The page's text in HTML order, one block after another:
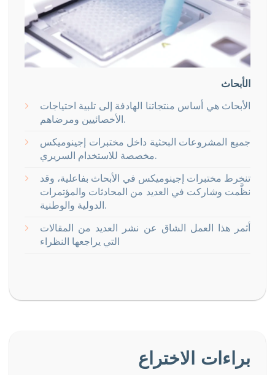
الأبحاث
الأبحاث هي أساس منتجاتنا الهادفة إلى تلبية احتياجات
الأخصائيين ومرضاهم.
جميع المشروعات البحثية داخل مختبرات إجينوميكس
مخصصة للاستخدام السريري.
تنخرط مختبرات إجينوميكس في الأبحاث بفاعلية، وقد
نظَّمت وشاركت في العديد من المحادثات والمؤتمرات
الدولية والوطنية.
أثمر هذا العمل الشاق عن نشر العديد من المقالات
براءات الاختراع